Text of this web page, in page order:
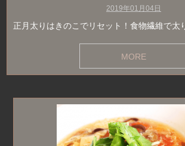
2019年01月04日
正月太りはきのこでリセット！食物繊維で太
MORE